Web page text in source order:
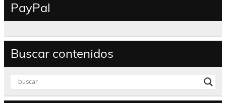
PayPal
Buscar contenidos